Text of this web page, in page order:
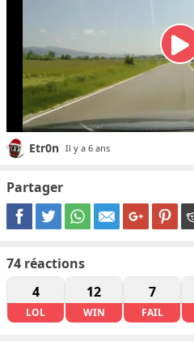
Etr0n Il y a 6 ans
Partager
74 réactions
4
LOL
12
WIN
7
FAIL